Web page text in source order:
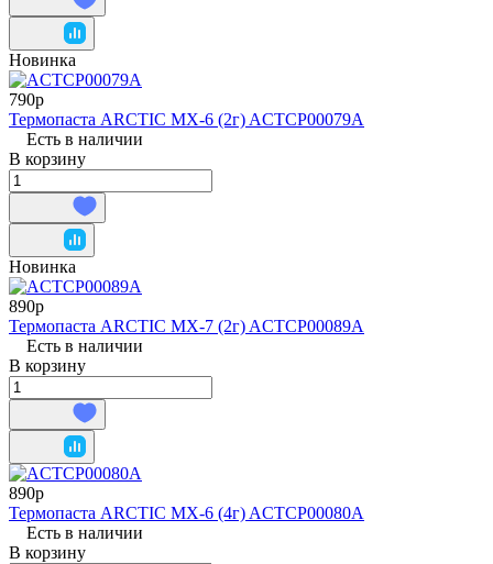
Новинка
790р
Термопаста ARCTIC MX-6 (2г) ACTCP00079A
Есть в наличии
В корзину
Новинка
890р
Термопаста ARCTIC MX-7 (2г) ACTCP00089A
Есть в наличии
В корзину
890р
Термопаста ARCTIC MX-6 (4г) ACTCP00080A
Есть в наличии
В корзину